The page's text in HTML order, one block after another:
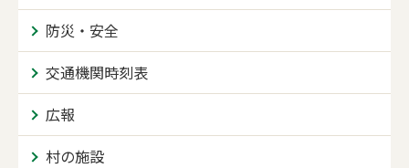
防災・安全
交通機関時刻表
広報
村の施設